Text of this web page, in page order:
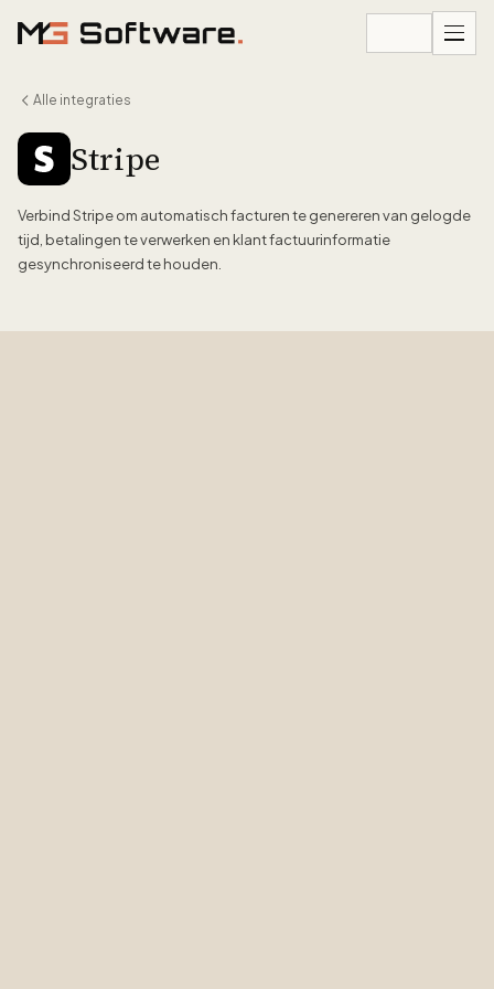
Alle integraties
Stripe
Verbind Stripe om automatisch facturen te genereren van gelogde
tijd, betalingen te verwerken en klant factuurinformatie
gesynchroniseerd te houden.